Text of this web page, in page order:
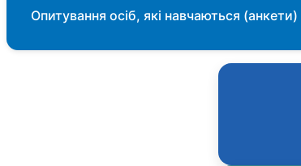
Опитування осіб, які навчаються (анкети)